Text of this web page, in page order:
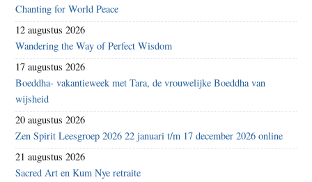
Chanting for World Peace
12 augustus 2026
Wandering the Way of Perfect Wisdom
17 augustus 2026
Boeddha- vakantieweek met Tara, de vrouwelijke Boeddha van
wijsheid
20 augustus 2026
Zen Spirit Leesgroep 2026 22 januari t/m 17 december 2026 online
21 augustus 2026
Sacred Art en Kum Nye retraite